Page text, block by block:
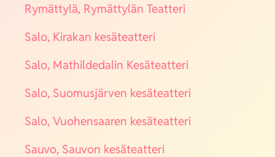
Rymät­ty­lä, Rymät­ty­län Teat­te­ri
Salo, Kira­kan kesä­teat­te­ri
Salo, Mat­hil­de­da­lin Kesä­teat­te­ri
Salo, Suo­mus­jär­ven kesä­teat­te­ri
Salo, Vuo­hen­saa­ren kesä­teat­te­ri
Sau­vo, Sau­von kesä­teat­te­ri